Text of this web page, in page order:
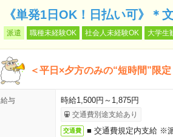
《単発1日OK！日払い可》＊
派遣 職種未経験OK 社会人未経験OK 大学生
＜平日×夕方のみの“短時間”限
給与 時給1,500円～1,875円
交通費別途支給あり
交通費 ■ 交通費規定内支給 ※